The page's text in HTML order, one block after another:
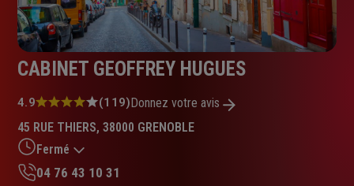
CABINET GEOFFREY HUGUES
Note
4.9
sur
5
étoiles
4.9 (119)Donnez votre avis
45 RUE THIERS, 38000 GRENOBLE
Fermé
04 76 43 10 31